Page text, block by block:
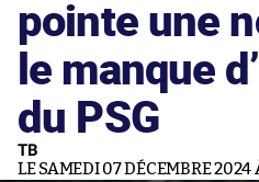
pointe une
le manque
du PSG
TB
LE SAMEDI 07 DÉCEMBRE 2024